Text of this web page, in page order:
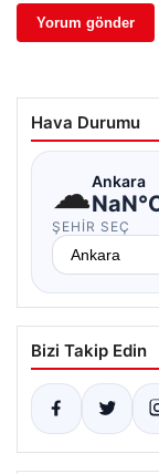
Hava Durumu
☁Ankara
ŞEHIR SEÇ
Bizi Takip Edin